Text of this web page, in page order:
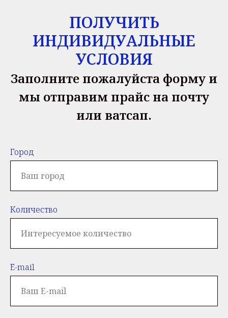
ПОЛУЧИТЬ
ИНДИВИДУАЛЬНЫЕ
УСЛОВИЯ
Заполните пожалуйста форму и
мы отправим прайс на почту
или ватсап.
Город
Количество
E-mail